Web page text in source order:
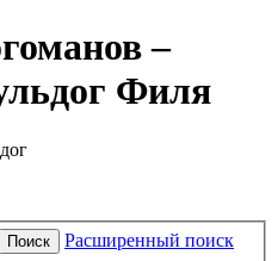
–
Филя
Поиск Расширенный поиск